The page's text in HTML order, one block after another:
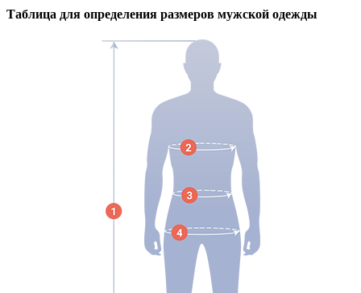
Таблица для определения размеров мужской одежды